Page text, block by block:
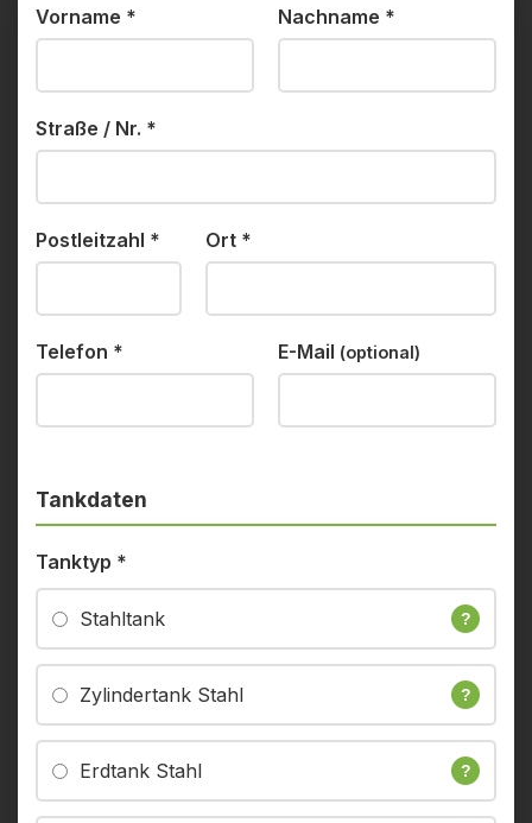
Vorname * Nachname *
Straße / Nr. *
Postleitzahl * Ort *
Telefon * E-Mail (optional)
Tankdaten
Tanktyp *
Stahltank ?
Zylindertank Stahl ?
Erdtank Stahl ?